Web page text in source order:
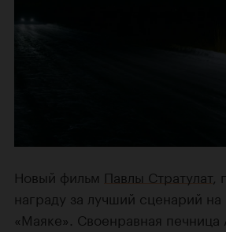
Новый фильм Павлы Стратулат
награду за лучший сценарий
«Маяке». Своенравная печница